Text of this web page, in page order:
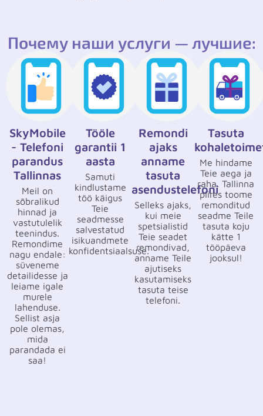
Почему наши услуги — лучшие:
SkyMobile
- Telefoni
parandus
Tallinnas
Meil on
sõbralikud
hinnad ja
vastutulelik
teenindus.
Remondime
nagu endale:
süveneme
detailidesse ja
leiame igale
murele
lahenduse.
Sellist asja
pole olemas,
mida
parandada ei
saa!
Tööle
garantii 1
aasta
Samuti
kindlustame
töö käigus
Teie
seadmesse
salvestatud
isikuandmete
konfidentsiaalsuse.
Remondi
ajaks
anname
tasuta
asendustelefoni
Selleks ajaks,
kui meie
spetsialistid
Teie seadet
remondivad,
anname Teile
ajutiseks
kasutamiseks
tasuta teise
telefoni.
Tasuta
Me hindame
Teie aega ja
raha. Tallinna
piires toome
remonditud
seadme Teile
tasuta koju
kätte 1
tööpäeva
jooksul!